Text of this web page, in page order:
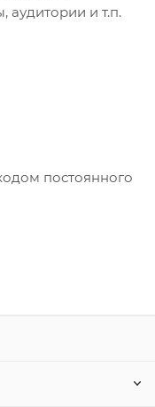
аудитории и т.п.
постоянного